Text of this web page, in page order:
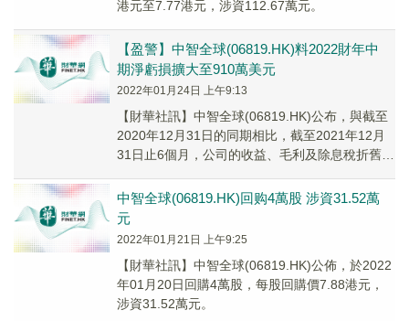
港元至7.77港元，涉資112.67萬元。
【盈警】中智全球(06819.HK)料2022財年中
期淨虧損擴大至910萬美元
2022年01月24日 上午9:13
【財華社訊】中智全球(06819.HK)公布，與截至
2020年12月31日的同期相比，截至2021年12月
31日止6個月，公司的收益、毛利及除息稅折舊攤
中智全球(06819.HK)回购4萬股 涉資31.52萬
元
2022年01月21日 上午9:25
【財華社訊】中智全球(06819.HK)公佈，於2022
年01月20日回購4萬股，每股回購價7.88港元，
涉資31.52萬元。